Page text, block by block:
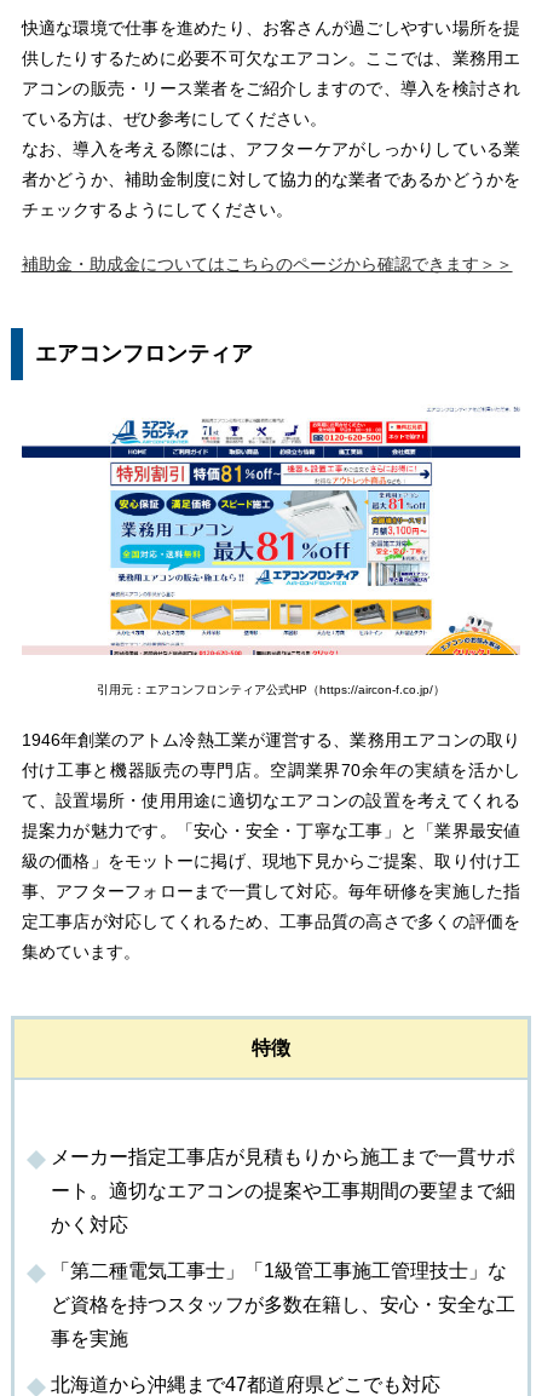
快適な環境で仕事を進めたり、お客さんが過ごしやすい場所を提
供したりするために必要不可欠なエアコン。ここでは、業務用エ
アコンの販売・リース業者をご紹介しますので、導入を検討され
ている方は、ぜひ参考にしてください。
なお、導入を考える際には、アフターケアがしっかりしている業
者かどうか、補助金制度に対して協力的な業者であるかどうかを
チェックするようにしてください。
補助金・助成金についてはこちらのページから確認できます＞＞
エアコンフロンティア
引用元：エアコンフロンティア公式HP（https://aircon-f.co.jp/）
1946年創業のアトム冷熱工業が運営する、業務用エアコンの取り
付け工事と機器販売の専門店。空調業界70余年の実績を活かし
て、設置場所・使用用途に適切なエアコンの設置を考えてくれる
提案力が魅力です。「安心・安全・丁寧な工事」と「業界最安値
級の価格」をモットーに掲げ、現地下見からご提案、取り付け工
事、アフターフォローまで一貫して対応。毎年研修を実施した指
定工事店が対応してくれるため、工事品質の高さで多くの評価を
集めています。
特徴
メーカー指定工事店が見積もりから施工まで一貫サポ
ート。適切なエアコンの提案や工事期間の要望まで細
かく対応
「第二種電気工事士」「1級管工事施工管理技士」な
ど資格を持つスタッフが多数在籍し、安心・安全な工
事を実施
北海道から沖縄まで47都道府県どこでも対応